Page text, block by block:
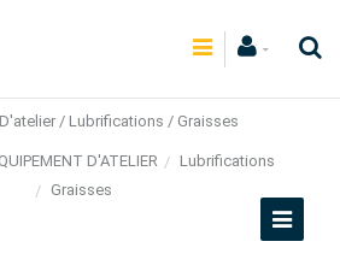
D'atelier / Lubrifications / Graisses
D'ATELIER
Lubrifications
Graisses